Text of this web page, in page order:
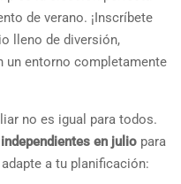
de verano. ¡Inscríbete
lleno de diversión,
un entorno completamente
no es igual para todos.
en julio para
a tu planificación: